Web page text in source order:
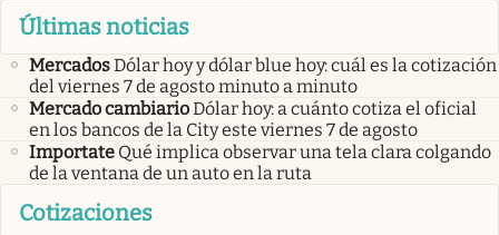
Últimas noticias
MercadosDólar hoy y dólar blue hoy: cuál es la cotización
del viernes 7 de agosto minuto a minuto
Mercado cambiarioDólar hoy: a cuánto cotiza el oficial
en los bancos de la City este viernes 7 de agosto
Importate Qué implica observar una tela clara colgando
de la ventana de un auto en la ruta
Cotizaciones